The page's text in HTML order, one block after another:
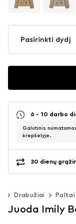
Pasirinkti dydį
6 - 10 darbo
Galutinis
krepšelyje.
30 dienų
Drabužiai Paltai
Juoda Imily